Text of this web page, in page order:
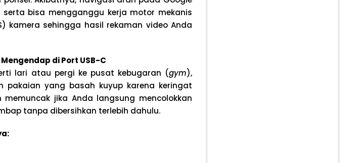
bisa mengganggu kerja motor mekanis
kamera sehingga hasil rekaman video Anda
di Port USB-C
lari atau pergi ke pusat kebugaran (gym),
pakaian yang basah kuyup karena keringat
jika Anda langsung mencolokkan
tanpa dibersihkan terlebih dahulu.